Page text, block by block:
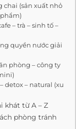
chai (sản xuất nhỏ
– trà – sinh tố –
quyền nước giải
phòng – công ty
detox – natural (xu
khát từ A – Z
phòng tránh